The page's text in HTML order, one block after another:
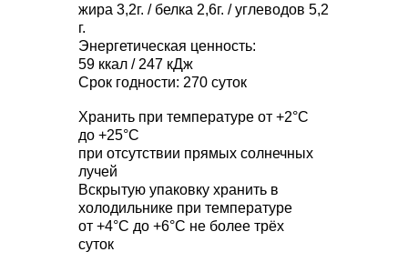
жира 3,2г. / белка 2,6г. / углеводов 5,2
г.
Энергетическая ценность:
59 ккал / 247 кДж
Срок годности: 270 суток
Хранить при температуре от +2°С
до +25°С
при отсутствии прямых солнечных
лучей
Вскрытую упаковку хранить в
холодильнике при температуре
от +4°С до +6°С не более трёх
суток